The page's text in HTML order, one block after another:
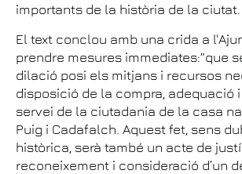
importants de la història de la ciutat.
El text conclou amb una crida a
prendre mesures immediates:”que
dilació posi els mitjans i recursos
disposició de la compra, adequació
servei de la ciutadania de la casa
Puig i Cadafalch. Aquest fet, sens
històrica, serà també un acte de
reconeixement i consideració d’un